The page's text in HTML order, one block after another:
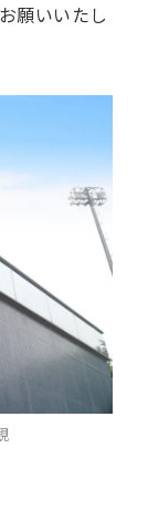
願いいたし